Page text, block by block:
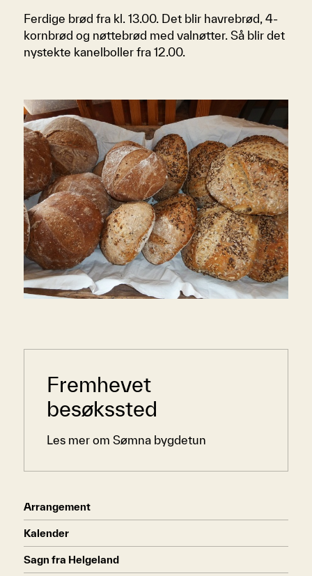
Arrangement
Kalender
Sagn fra Helgeland
Sidemeny
Fremhevet
besøkssted
Les mer om Sømna bygdetun
Ferdige brød fra kl. 13.00. Det blir havrebrød, 4-
kornbrød og nøttebrød med valnøtter. Så blir det
nystekte kanelboller fra 12.00.